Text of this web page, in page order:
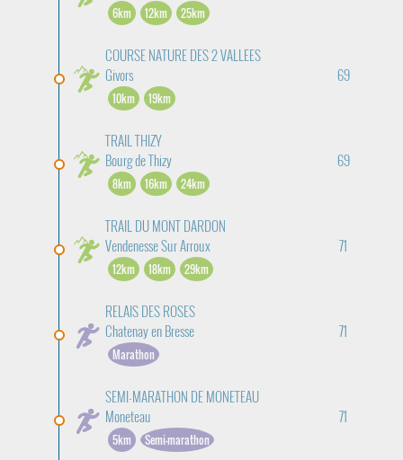
6km 12km 25km
COURSE NATURE DES 2 VALLEES
Givors
69
10km 19km
TRAIL THIZY
Bourg de Thizy
69
8km 16km 24km
TRAIL DU MONT DARDON
Vendenesse Sur Arroux
71
12km 18km 29km
RELAIS DES ROSES
Chatenay en Bresse
71
Marathon
SEMI-MARATHON DE MONETEAU
Moneteau
71
5km Semi-marathon